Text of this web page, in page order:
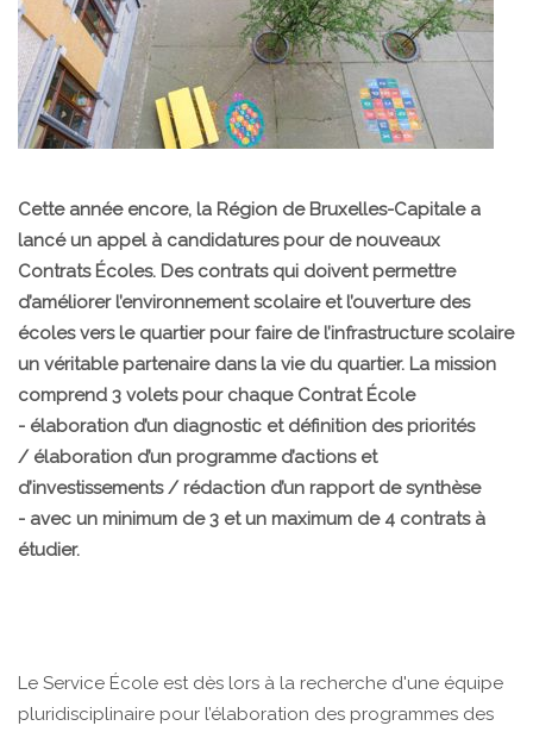
Cette année encore, la Région de Bruxelles-Capitale a
lancé un appel à candidatures pour de nouveaux
Contrats Écoles. Des contrats qui doivent permettre
d’améliorer l’environnement scolaire et l’ouverture des
écoles vers le quartier pour faire de l’infrastructure scolaire
un véritable partenaire dans la vie du quartier. La mission
comprend 3 volets pour chaque Contrat École
- élaboration d’un diagnostic et définition des priorités
/ élaboration d’un programme d’actions et
d’investissements / rédaction d’un rapport de synthèse
- avec un minimum de 3 et un maximum de 4 contrats à
étudier.
Le Service École est dès lors à la recherche d'une équipe
pluridisciplinaire pour l’élaboration des programmes des